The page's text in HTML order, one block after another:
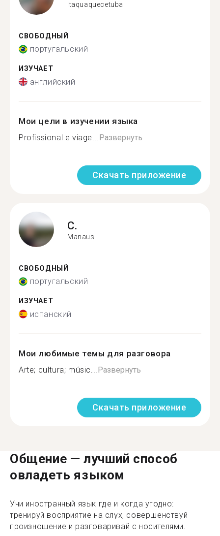
Itaquaquecetuba
СВОБОДНЫЙ
португальский
ИЗУЧАЕТ
английский
Мои цели в изучении языка
Profissional e viage... Развернуть
Скачать приложение
C.
Manaus
СВОБОДНЫЙ
португальский
ИЗУЧАЕТ
испанский
Мои любимые темы для разговора
Arte; cultura; músic... Развернуть
Скачать приложение
Общение — лучший способ
овладеть языком
Учи иностранный язык где и когда угодно:
тренируй восприятие на слух, совершенствуй
произношение и разговаривай с носителями.